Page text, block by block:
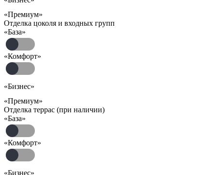
«Премиум»
Отделка цоколя и входных групп
«База»
«Комфорт»
«Бизнес»
«Премиум»
Отделка террас (при наличии)
«База»
«Комфорт»
«Бизнес»